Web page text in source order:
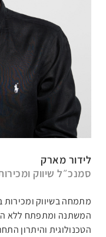
לידור מארק
סמנכ״ל שיווק
מתמחה בשיווק ומכירות
המשתנה ומתפתח ללא
הטכנולוגית והיתרון